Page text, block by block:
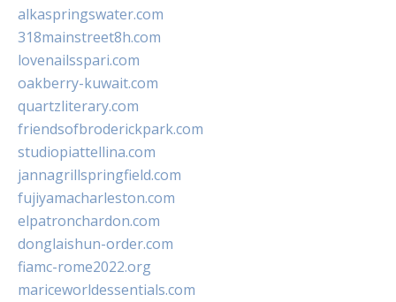
alkaspringswater.com
318mainstreet8h.com
lovenailsspari.com
oakberry-kuwait.com
quartzliterary.com
friendsofbroderickpark.com
studiopiattellina.com
jannagrillspringfield.com
fujiyamacharleston.com
elpatronchardon.com
donglaishun-order.com
fiamc-rome2022.org
mariceworldessentials.com